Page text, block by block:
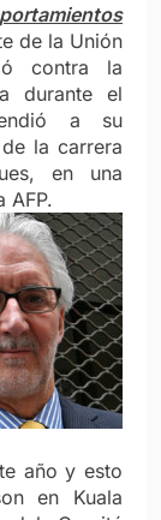
de la Unión
contra la
durante el
a su
la carrera
en una
AFP.
año y esto
en Kuala